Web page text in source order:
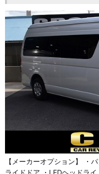
【メーカーオプション】 ・
ライドドア ・LEDヘッドラ